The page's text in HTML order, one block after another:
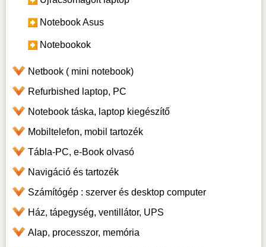
Notebook Asus
Notebookok
Netbook ( mini notebook)
Refurbished laptop, PC
Notebook táska, laptop kiegészítő
Mobiltelefon, mobil tartozék
Tábla-PC, e-Book olvasó
Navigáció és tartozék
Számítógép : szerver és desktop computer
Ház, tápegység, ventillátor, UPS
Alap, processzor, memória